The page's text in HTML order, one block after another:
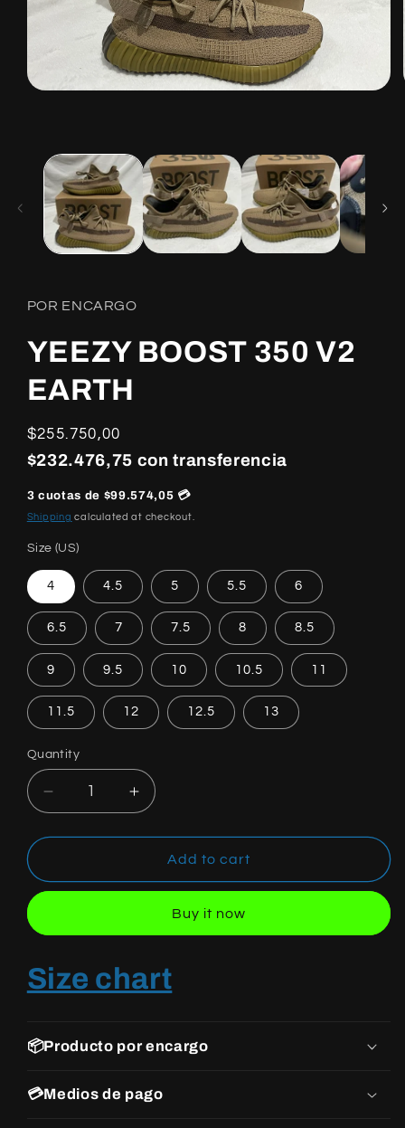
POR ENCARGO
YEEZY BOOST 350 V2
EARTH
Regular
price
$255.750,00
$232.476,75 con transferencia
3 cuotas de $99.574,05 💳
Shipping calculated at checkout.
Size (US)
4 4.5 5 5.5 6
6.5 7 7.5 8 8.5
9 9.5 10 10.5 11
11.5 12 12.5 13
Quantity
Quantity
Decrease
quantity
for
BOOST
EARTH
Increase
quantity
for
YEEZY
BOOST
EARTH
Add to cart
Buy it now
Size chart
📦Producto por encargo
💳Medios de pago